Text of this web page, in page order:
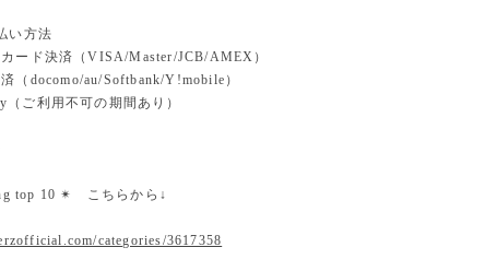
い方法
カード決済（VISA/Master/JCB/AMEX）
（docomo/au/Softbank/Y!mobile）
（ご利用不可の期間あり）
top 10 ✴︎ こちらから↓
categories/3617358